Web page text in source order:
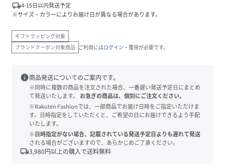
local_shipping4-15日以内発送予定
※サイズ・カラーによりお届け日が異なる場合があります。
ギフトラッピング対象
ブランドクーポン対象商品 ご利用にはログイン ・獲得が必要です。
info商品発送についてのご案内です。
※同時に複数の商品を注文された場合、一番遅い発送予定日にまとめ
て発送いたします。
お急ぎの商品は、個別にご注文ください。
※Rakuten Fashionでは、一部商品でお届け日時をご指定いただけま
す。日時指定をしていただくと、ご希望の日にお届けできるよう手配
いたします。
※日時指定がない場合、記載されている発送予定日よりも遅れて発送
される場合がございますので、あらかじめご了承ください。
local_shipping3,980円以上の購入で送料無料